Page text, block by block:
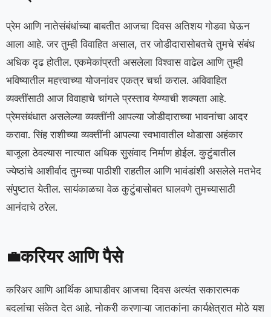
प्रेम आणि नातेसंबंधांच्या बाबतीत आजचा दिवस अतिशय गोडवा घेऊन
आला आहे. जर तुम्ही विवाहित असाल, तर जोडीदारासोबतचे तुमचे संबंध
अधिक दृढ होतील. एकमेकांप्रती असलेला विश्वास वाढेल आणि तुम्ही
भविष्यातील महत्त्वाच्या योजनांवर एकत्र चर्चा कराल. अविवाहित
व्यक्तींसाठी आज विवाहाचे चांगले प्रस्ताव येण्याची शक्यता आहे.
प्रेमसंबंधात असलेल्या व्यक्तींनी आपल्या जोडीदाराच्या भावनांचा आदर
करावा. सिंह राशीच्या व्यक्तींनी आपल्या स्वभावातील थोडासा अहंकार
बाजूला ठेवल्यास नात्यात अधिक सुसंवाद निर्माण होईल. कुटुंबातील
ज्येष्ठांचे आशीर्वाद तुमच्या पाठीशी राहतील आणि भावंडांशी असलेले मतभेद
संपुष्टात येतील. सायंकाळचा वेळ कुटुंबासोबत घालवणे तुमच्यासाठी
आनंदाचे ठरेल.
💼करियर आणि पैसे
करिअर आणि आर्थिक आघाडीवर आजचा दिवस अत्यंत सकारात्मक
बदलांचा संकेत देत आहे. नोकरी करणाऱ्या जातकांना कार्यक्षेत्रात मोठे यश